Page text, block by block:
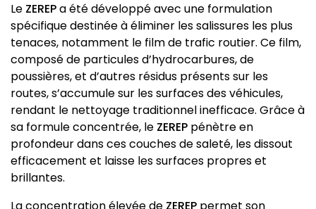
Le ZEREPa été développé avec une formulation
spécifique destinée à éliminer les salissures les plus
tenaces, notamment le film de trafic routier. Ce film,
composé de particules d’hydrocarbures, de
poussières, et d’autres résidus présents sur les
routes, s’accumule sur les surfaces des véhicules,
rendant le nettoyage traditionnel inefficace. Grâce à
sa formule concentrée, le ZEREP pénètre en
profondeur dans ces couches de saleté, les dissout
efficacement et laisse les surfaces propres et
brillantes.